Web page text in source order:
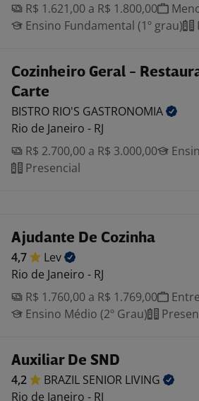
R$ 1.621,00 a R$ 1.800,00
Ensino Fundamental (1º grau)
Cozinheiro Geral -
Carte
BISTRO RIO'S GASTRONOMIA
Rio de Janeiro - RJ
R$ 2.700,00 a R$ 3.000,00
Presencial
Ajudante De Cozinha
4,7
Lev
Rio de Janeiro - RJ
R$ 1.760,00 a R$ 1.769,00
Ensino Médio (2º Grau)
Auxiliar De SND
4,2 BRAZIL SENIOR LIVING
Rio de Janeiro - RJ